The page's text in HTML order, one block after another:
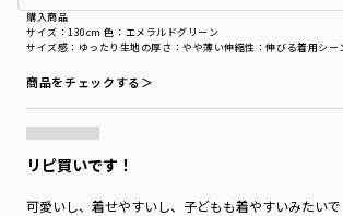
購入商品
サイズ感 ：ゆったり 生地の厚さ ：やや薄い伸縮性 ：伸びる着用シー
サイズ：130cm 色：エメラルドグリーン
商品をチェックする＞
リピ買いです！
可愛いし、着せやすいし、子どもも着やすいみたい